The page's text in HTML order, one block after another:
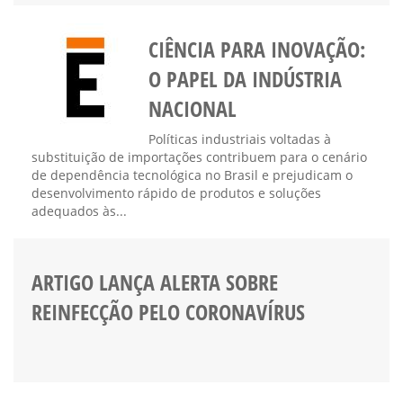
CIÊNCIA PARA INOVAÇÃO:
O PAPEL DA INDÚSTRIA
NACIONAL
Políticas industriais voltadas à
substituição de importações contribuem para o cenário
de dependência tecnológica no Brasil e prejudicam o
desenvolvimento rápido de produtos e soluções
adequados às...
ARTIGO LANÇA ALERTA SOBRE
REINFECÇÃO PELO CORONAVÍRUS